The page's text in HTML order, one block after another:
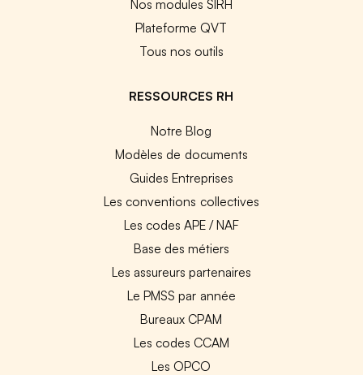
Nos modules SIRH
Plateforme QVT
Tous nos outils
RESSOURCES RH
Notre Blog
Modèles de documents
Guides Entreprises
Les conventions collectives
Les codes APE / NAF
Base des métiers
Les assureurs partenaires
Le PMSS par année
Bureaux CPAM
Les codes CCAM
Les OPCO